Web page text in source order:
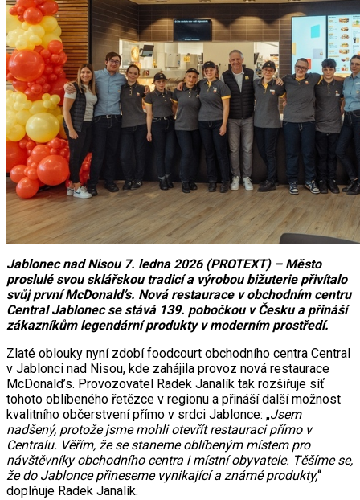
Jablonec nad Nisou 7. ledna 2026 (PROTEXT) – Město
proslulé svou sklářskou tradicí a výrobou bižuterie přivítalo
svůj první McDonald’s. Nová restaurace v obchodním centru
Central Jablonec se stává 139. pobočkou v Česku a přináší
zákazníkům legendární produkty v moderním prostředí.
Zlaté oblouky nyní zdobí foodcourt obchodního centra Central
v Jablonci nad Nisou, kde zahájila provoz nová restaurace
McDonald’s. Provozovatel Radek Janalík tak rozšiřuje síť
tohoto oblíbeného řetězce v regionu a přináší další možnost
kvalitního občerstvení přímo v srdci Jablonce: „Jsem
nadšený, protože jsme mohli otevřít restauraci přímo v
Centralu. Věřím, že se staneme oblíbeným místem pro
návštěvníky obchodního centra i místní obyvatele. Těšíme se,
že do Jablonce přineseme vynikající a známé produkty,“
doplňuje Radek Janalík.